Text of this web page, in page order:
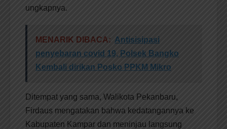
ungkapnya.
MENARIK DIBACA: Antisisipasi
penyebaran covid 19, Polsek Bangko
Kembali dirikan Posko PPKM Mikro
Ditempat yang sama, Walikota Pekanbaru,
Firdaus mengatakan bahwa kedatangannya ke
Kabupaten Kampar dan meninjau langsung